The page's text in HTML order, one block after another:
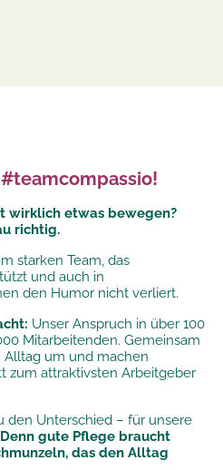
wirklich etwas bewegen?
richtig.
starken Team, das
und auch in
den Humor nicht verliert.
Unser Anspruch in über 100
Mitarbeitenden. Gemeinsam
Alltag um und machen
zum attraktivsten Arbeitgeber
den Unterschied – für unsere
Denn gute Pflege braucht
das den Alltag